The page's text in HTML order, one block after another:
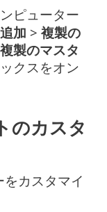
ピューター
加 > 複製の
複製のマスタ
クスをオン
のカスタ
カスタマイ